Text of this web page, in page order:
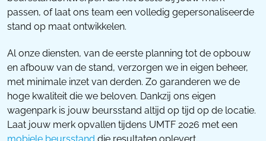
passen, of laat ons team een volledig gepersonaliseerde
stand op maat ontwikkelen.
Al onze diensten, van de eerste planning tot de opbouw
en afbouw van de stand, verzorgen we in eigen beheer,
met minimale inzet van derden. Zo garanderen we de
hoge kwaliteit die we beloven. Dankzij ons eigen
wagenpark is jouw beursstand altijd op tijd op de locatie.
Laat jouw merk opvallen tijdens UMTF 2026 met een